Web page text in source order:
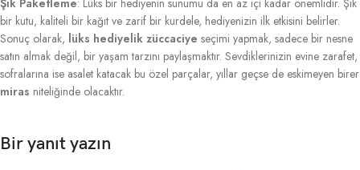
bir kutu, kaliteli bir kağıt ve zarif bir kurdele, hediyenizin ilk etkisini belirler.
Sonuç olarak, lüks hediyelik züccaciye seçimi yapmak, sadece bir nesne
satın almak değil, bir yaşam tarzını paylaşmaktır. Sevdiklerinizin evine zarafet,
sofralarına ise asalet katacak bu özel parçalar, yıllar geçse de eskimeyen birer
miras niteliğinde olacaktır.
Bir yanıt yazın